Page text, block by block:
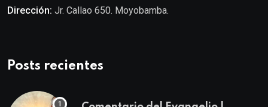
Dirección: Jr. Callao 650. Moyobamba.
Posts recientes